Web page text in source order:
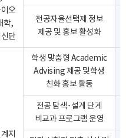
오
학,
단
전공자율선택제 정보
제공 및 홍보 활성화
지
학생 맞춤형 Academic
Advising 제공 및학생
친화 홍보 활동
전공 탐색･설계 단계
비교과 프로그램 운영